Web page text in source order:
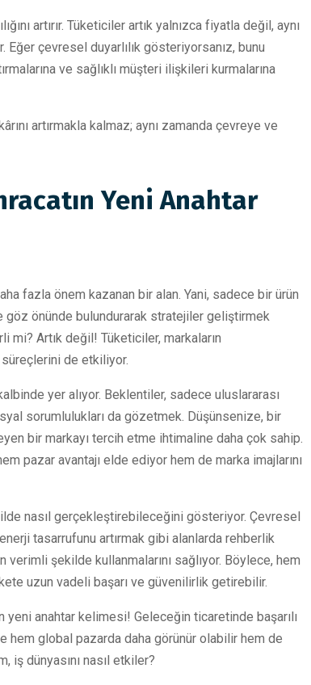
artırır. Tüketiciler artık yalnızca fiyatla değil, aynı
Eğer çevresel duyarlılık gösteriyorsanız, bunu
ve sağlıklı müşteri ilişkileri kurmalarına
artırmakla kalmaz; aynı zamanda çevreye ve
Yeni Anahtar
fazla önem kazanan bir alan. Yani, sadece bir ürün
göz önünde bulundurarak stratejiler geliştirmek
Artık değil! Tüketiciler, markaların
de etkiliyor.
yer alıyor. Beklentiler, sadece uluslararası
sorumlulukları da gözetmek. Düşünsenize, bir
bir markayı tercih etme ihtimaline daha çok sahip.
pazar avantajı elde ediyor hem de marka imajlarını
nasıl gerçekleştirebileceğini gösteriyor. Çevresel
tasarrufunu artırmak gibi alanlarda rehberlik
verimli şekilde kullanmalarını sağlıyor. Böylece, hem
uzun vadeli başarı ve güvenilirlik getirebilir.
yeni anahtar kelimesi! Geleceğin ticaretinde başarılı
hem global pazarda daha görünür olabilir hem de
iş dünyasını nasıl etkiler?